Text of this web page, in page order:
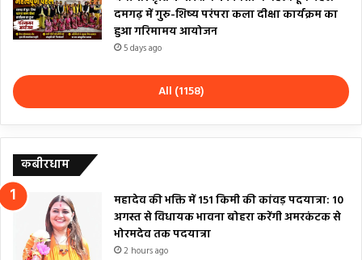
दमगढ़ में गुरु-शिष्य परंपरा कला दीक्षा कार्यक्रम का
हुआ गरिमामय आयोजन
5 days ago
All (1158)
कबीरधाम
महादेव की भक्ति में 151 किमी की कांवड़ पदयात्रा: 10
अगस्त से विधायक भावना बोहरा करेंगी अमरकंटक से
भोरमदेव तक पदयात्रा
2 hours ago